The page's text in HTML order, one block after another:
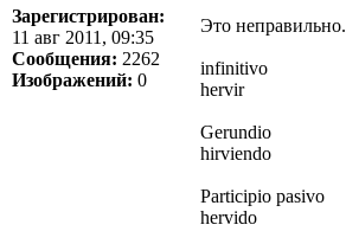
Зарегистрирован:
11 авг 2011, 09:35
Сообщения: 2262
Изображений: 0
Это неправильно.
infinitivo
hervir
Gerundio
hirviendo
Participio pasivo
hervido